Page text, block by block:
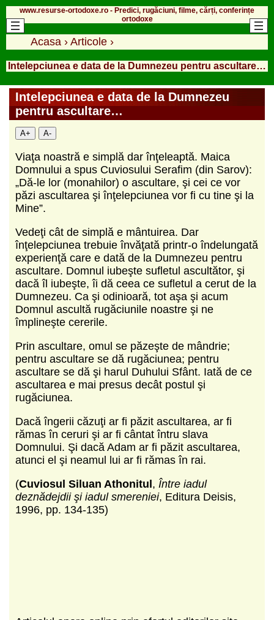
www.resurse-ortodoxe.ro - Predici, rugăciuni, filme, cărți, conferințe
ortodoxe
Acasa › Articole ›
Intelepciunea e data de la Dumnezeu pentru ascultare…
Intelepciunea e data de la Dumnezeu
pentru ascultare…
A+ A-
Viaţa noastră e simplă dar înţeleaptă. Maica
Domnului a spus Cuviosului Serafim (din Sarov):
„Dă-le lor (monahilor) o ascultare, şi cei ce vor
păzi ascultarea şi înţelepciunea vor fi cu tine şi la
Mine”.
Vedeţi cât de simplă e mântuirea. Dar
înţelepciunea trebuie învăţată printr-o îndelungată
experienţă care e dată de la Dumnezeu pentru
ascultare. Domnul iubeşte sufletul ascultător, şi
dacă îl iubeşte, îi dă ceea ce sufletul a cerut de la
Dumnezeu. Ca şi odinioară, tot aşa şi acum
Domnul ascultă rugăciunile noastre şi ne
împlineşte cererile.
Prin ascultare, omul se păzeşte de mândrie;
pentru ascultare se dă rugăciunea; pentru
ascultare se dă şi harul Duhului Sfânt. Iată de ce
ascultarea e mai presus decât postul şi
rugăciunea.
Dacă îngerii căzuţi ar fi păzit ascultarea, ar fi
rămas în ceruri şi ar fi cântat întru slava
Domnului. Şi dacă Adam ar fi păzit ascultarea,
atunci el şi neamul lui ar fi rămas în rai.
(Cuviosul Siluan Athonitul, Între iadul
deznădejdii şi iadul smereniei, Editura Deisis,
1996, pp. 134-135)